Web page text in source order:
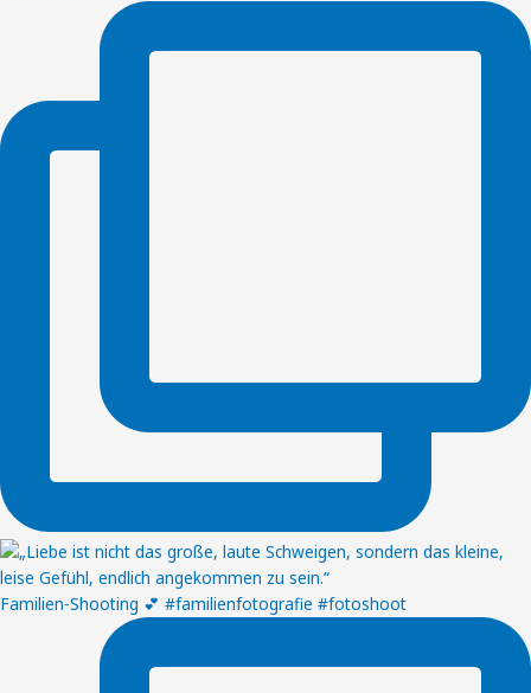
Familien-Shooting 💕 #familienfotografie #fotoshoot